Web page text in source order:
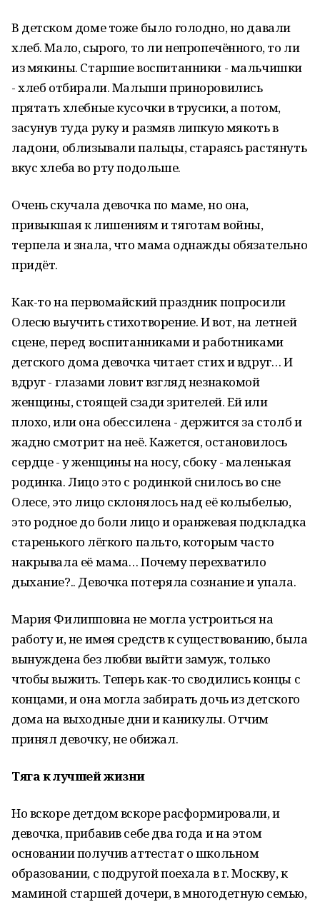
В детском доме тоже было голодно, но давали
хлеб. Мало, сырого, то ли непропечённого, то ли
из мякины. Старшие воспитанники - мальчишки
- хлеб отбирали. Малыши приноровились
прятать хлебные кусочки в трусики, а потом,
засунув туда руку и размяв липкую мякоть в
ладони, облизывали пальцы, стараясь растянуть
вкус хлеба во рту подольше.
Очень скучала девочка по маме, но она,
привыкшая к лишениям и тяготам войны,
терпела и знала, что мама однажды обязательно
придёт.
Как-то на первомайский праздник попросили
Олесю выучить стихотворение. И вот, на летней
сцене, перед воспитанниками и работниками
детского дома девочка читает стих и вдруг… И
вдруг - глазами ловит взгляд незнакомой
женщины, стоящей сзади зрителей. Ей или
плохо, или она обессилена - держится за столб и
жадно смотрит на неё. Кажется, остановилось
сердце - у женщины на носу, сбоку - маленькая
родинка. Лицо это с родинкой снилось во сне
Олесе, это лицо склонялось над её колыбелью,
это родное до боли лицо и оранжевая подкладка
старенького лёгкого пальто, которым часто
накрывала её мама… Почему перехватило
дыхание?.. Девочка потеряла сознание и упала.
Мария Филипповна не могла устроиться на
работу и, не имея средств к существованию, была
вынуждена без любви выйти замуж, только
чтобы выжить. Теперь как-то сводились концы с
концами, и она могла забирать дочь из детского
дома на выходные дни и каникулы. Отчим
принял девочку, не обижал.
Тяга к лучшей жизни
Но вскоре детдом вскоре расформировали, и
девочка, прибавив себе два года и на этом
основании получив аттестат о школьном
образовании, с подругой поехала в г. Москву, к
маминой старшей дочери, в многодетную семью,